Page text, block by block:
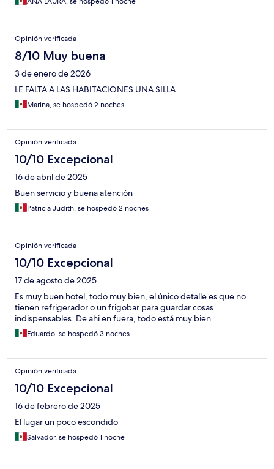
Opinión verificada
8/10 Muy buena
3 de enero de 2026
LE FALTA A LAS HABITACIONES UNA SILLA
Marina, se hospedó 2 noches
Opinión verificada
10/10 Excepcional
16 de abril de 2025
Buen servicio y buena atención
Patricia Judith, se hospedó 2 noches
Opinión verificada
10/10 Excepcional
17 de agosto de 2025
Es muy buen hotel, todo muy bien, el único detalle es que no
tienen refrigerador o un frigobar para guardar cosas
indispensables. De ahi en fuera, todo está muy bien.
Eduardo, se hospedó 3 noches
Opinión verificada
10/10 Excepcional
16 de febrero de 2025
El lugar un poco escondido
Salvador, se hospedó 1 noche